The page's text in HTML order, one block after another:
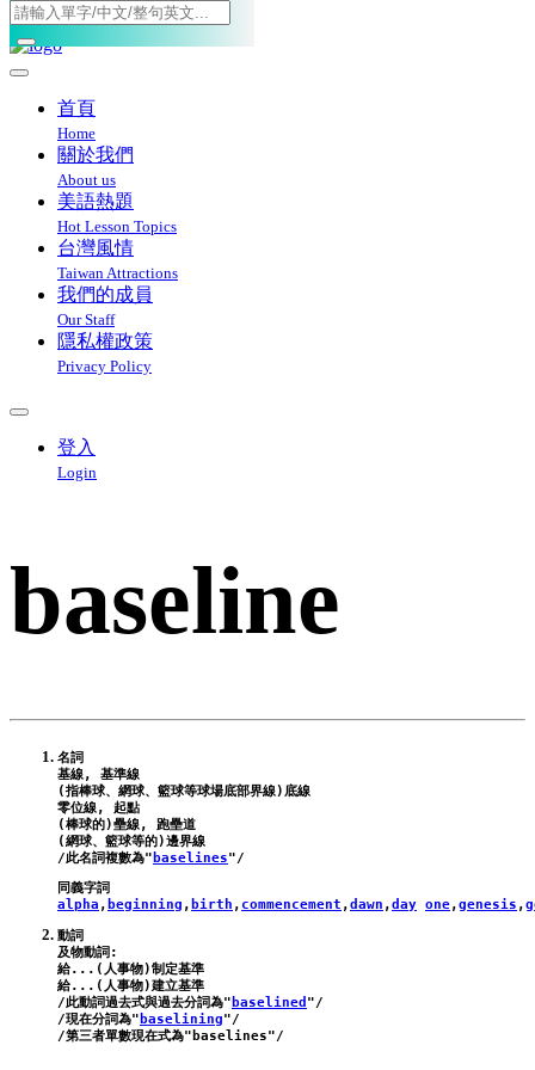
Toggle navigation
首頁
Home
關於我們
About us
美語熱題
Hot Lesson Topics
台灣風情
Taiwan Attractions
我們的成員
Our Staff
隱私權政策
Privacy Policy
登入
Login
baseline
名詞
基線, 基準線
(指棒球、網球、籃球等球場底部界線)底線
零位線, 起點
(棒球的)壘線, 跑壘道
(網球、籃球等的)邊界線
/此名詞複數為" baselines
alpha , beginning , birth , commencement ,dawn ,day one,genesis ,
動詞
及物動詞:
給...(人事物)制定基準
給...(人事物)建立基準
/此動詞過去式與過去分詞為" baselined "/
/現在分詞為" baselining"/
/第三者單數現在式為" baselines